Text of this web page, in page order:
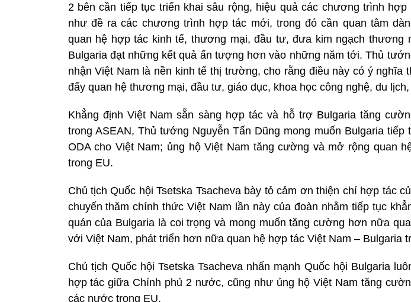
2 bên cần tiếp tục triển khai sâu rộng, hiệu quả các chương trình hợp
như đề ra các chương trình hợp tác mới, trong đó cần quan tâm
quan hệ hợp tác kinh tế, thương mại, đầu tư, đưa kim ngạch thương
Bulgaria đạt những kết quả ấn tượng hơn vào những năm tới. Thủ
nhận Việt Nam là nền kinh tế thị trường, cho rằng điều này có ý nghĩa
đẩy quan hệ thương mại, đầu tư, giáo dục, khoa học công nghệ, du
Khẳng định Việt Nam sẵn sàng hợp tác và hỗ trợ Bulgaria tăng
trong ASEAN, Thủ tướng Nguyễn Tấn Dũng mong muốn Bulgaria tiếp
ODA cho Việt Nam; ủng hộ Việt Nam tăng cường và mở rộng quan
trong EU.
Chủ tịch Quốc hội Tsetska Tsacheva bày tỏ cảm ơn thiện chí hợp tác
chuyến thăm chính thức Việt Nam lần này của đoàn nhằm tiếp tục
quán của Bulgaria là coi trọng và mong muốn tăng cường hơn nữa
với Việt Nam, phát triển hơn nữa quan hệ hợp tác Việt Nam – Bulgaria
Chủ tịch Quốc hội Tsetska Tsacheva nhấn mạnh Quốc hội Bulgaria
hợp tác giữa Chính phủ 2 nước, cũng như ủng hộ Việt Nam tăng
các nước trong EU.